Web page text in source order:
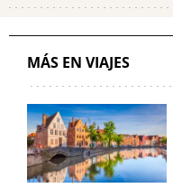
MÁS EN VIAJES